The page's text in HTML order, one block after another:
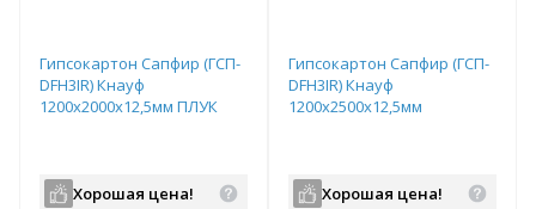
Гипсокартон Сапфир (ГСП-
DFH3IR) Кнауф
1200х2000х12,5мм ПЛУК
Хорошая цена!
Гипсокартон Сапфир (ГСП-
DFH3IR) Кнауф
1200х2500х12,5мм
Хорошая цена!